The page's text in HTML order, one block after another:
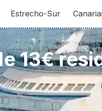
Estrecho-Sur
13€